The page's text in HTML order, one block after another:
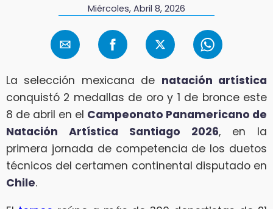
Miércoles, Abril 8, 2026
La selección mexicana de natación artística
conquistó 2 medallas de oro y 1 de bronce este
8 de abril en el Campeonato Panamericano de
Natación Artística Santiago 2026, en la
primera jornada de competencia de los duetos
técnicos del certamen continental disputado en
Chile.